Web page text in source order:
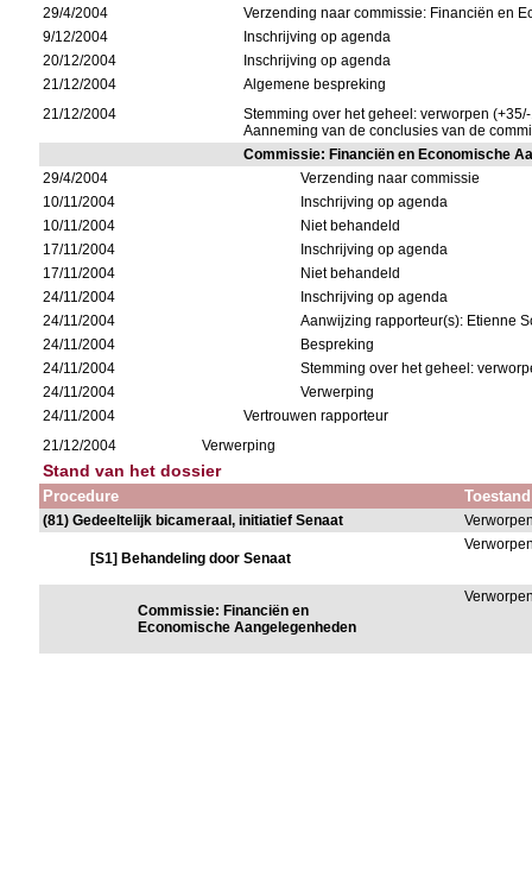
29/4/2004
Verzending naar commissie: Financiën en
9/12/2004
Inschrijving op agenda
20/12/2004
Inschrijving op agenda
21/12/2004
Algemene bespreking
21/12/2004
Stemming over het geheel: verworpen
Aanneming van de conclusies van de
Commissie: Financiën en Economische
29/4/2004
Verzending naar commissie
10/11/2004
Inschrijving op agenda
10/11/2004
Niet behandeld
17/11/2004
Inschrijving op agenda
17/11/2004
Niet behandeld
24/11/2004
Inschrijving op agenda
24/11/2004
Aanwijzing rapporteur(s): Etienne
24/11/2004
Bespreking
24/11/2004
Stemming over het geheel:
24/11/2004
Verwerping
24/11/2004
Vertrouwen rapporteur
21/12/2004
Verwerping
Stand van het dossier
Procedure Toestand
(81) Gedeeltelijk bicameraal, initiatief Senaat
[S1] Behandeling door Senaat
Commissie: Financiën en
Economische Aangelegenheden